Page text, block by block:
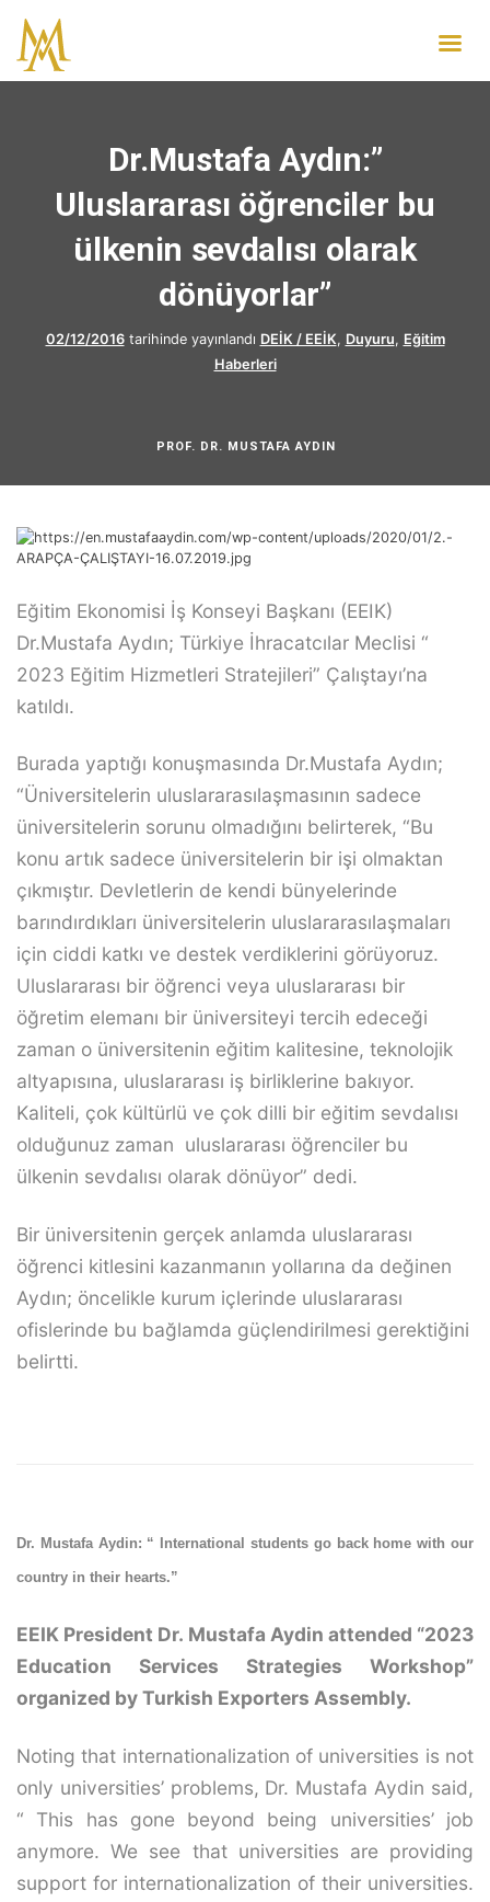
Dr.Mustafa Aydın:”
Uluslararası öğrenciler bu
ülkenin sevdalısı olarak
dönüyorlar”
02/12/2016tarihinde yayınlandı DEİK / EEİK, Duyuru, Eğitim
Haberleri
PROF. DR. MUSTAFA AYDIN
Eğitim Ekonomisi İş Konseyi Başkanı (EEIK)
Dr.Mustafa Aydın; Türkiye İhracatcılar Meclisi “
2023 Eğitim Hizmetleri Stratejileri” Çalıştayı’na
katıldı.
Burada yaptığı konuşmasında Dr.Mustafa Aydın;
“Üniversitelerin uluslararasılaşmasının sadece
üniversitelerin sorunu olmadığını belirterek, “Bu
konu artık sadece üniversitelerin bir işi olmaktan
çıkmıştır. Devletlerin de kendi bünyelerinde
barındırdıkları üniversitelerin uluslararasılaşmaları
için ciddi katkı ve destek verdiklerini görüyoruz.
Uluslararası bir öğrenci veya uluslararası bir
öğretim elemanı bir üniversiteyi tercih edeceği
zaman o üniversitenin eğitim kalitesine, teknolojik
altyapısına, uluslararası iş birliklerine bakıyor.
Kaliteli, çok kültürlü ve çok dilli bir eğitim sevdalısı
olduğunuz zaman uluslararası öğrenciler bu
ülkenin sevdalısı olarak dönüyor” dedi.
Bir üniversitenin gerçek anlamda uluslararası
öğrenci kitlesini kazanmanın yollarına da değinen
Aydın; öncelikle kurum içlerinde uluslararası
ofislerinde bu bağlamda güçlendirilmesi gerektiğini
belirtti.
Dr. Mustafa Aydin: “ International students go back home with our
country in their hearts.”
EEIK President Dr. Mustafa Aydin attended “2023
Education Services Strategies Workshop”
organized by Turkish Exporters Assembly.
Noting that internationalization of universities is not
only universities’ problems, Dr. Mustafa Aydin said,
“ This has gone beyond being universities’ job
anymore. We see that universities are providing
support for internationalization of their universities.